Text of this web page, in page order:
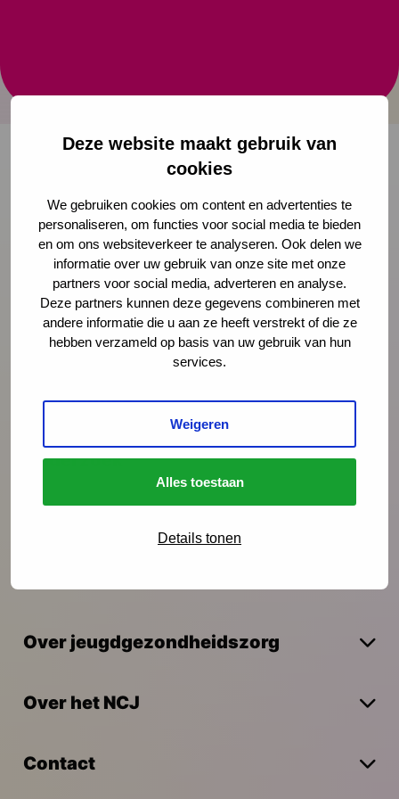
Deze website maakt gebruik van
cookies
We gebruiken cookies om content en advertenties te
personaliseren, om functies voor social media te bieden
en om ons websiteverkeer te analyseren. Ook delen we
informatie over uw gebruik van onze site met onze
partners voor social media, adverteren en analyse.
Deze partners kunnen deze gegevens combineren met
andere informatie die u aan ze heeft verstrekt of die ze
hebben verzameld op basis van uw gebruik van hun
services.
Weigeren
Alles toestaan
Details tonen
actieprogramma om hier gezamenlijk aan te werken.
Onze nieuwsbrief ontvangen?
Schrijf je in
Preventie
Interventies
Onderzoek
Over jeugdgezondheidszorg
Over het NCJ
Contact